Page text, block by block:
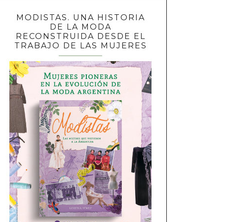
MODISTAS. UNA HISTORIA
DE LA MODA
RECONSTRUIDA DESDE EL
TRABAJO DE LAS MUJERES